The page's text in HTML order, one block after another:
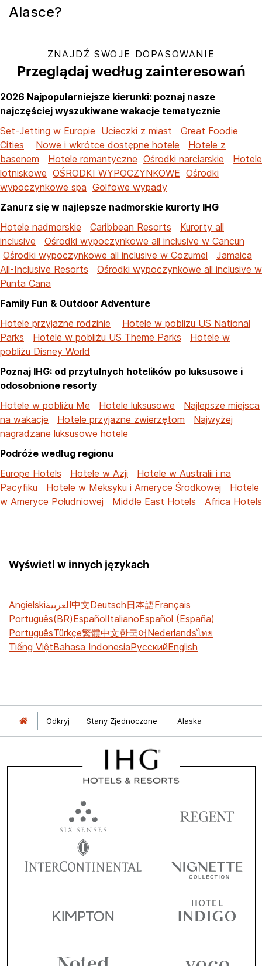
Alasce?
ZNAJDŹ SWOJE DOPASOWANIE
Przeglądaj według zainteresowań
2026 Najpopularniejsze kierunki: poznaj nasze
najczęściej wyszukiwane wakacje tematycznie
Set-Jetting w Europie Ucieczki z miast
Great Foodie
Cities
Nowe i wkrótce dostępne hotele
Hotele z
basenem
Hotele romantyczne Ośrodki narciarskie
Hotele
lotniskowe OŚRODKI WYPOCZYNKOWE Ośrodki
wypoczynkowe spa Golfowe wypady
Zanurz się w najlepsze nadmorskie kurorty IHG
Hotele nadmorskie
Caribbean Resorts
Kurorty all
inclusive
Ośrodki wypoczynkowe all inclusive w Cancun
Ośrodki wypoczynkowe all inclusive w Cozumel
Jamaica
All-Inclusive Resorts
Ośrodki wypoczynkowe all inclusive w
Punta Cana
Family Fun & Outdoor Adventure
Hotele przyjazne rodzinie
Hotele w pobliżu US National
Parks
Hotele w pobliżu US Theme Parks
Hotele w
pobliżu Disney World
Poznaj IHG: od przytulnych hotelików po luksusowe i
odosobnione resorty
Hotele w pobliżu Me
Hotele luksusowe
Najlepsze miejsca
na wakacje
Hotele przyjazne zwierzętom
Najwyżej
nagradzane luksusowe hotele
Podróże według regionu
Europe Hotels
Hotele w Azji
Hotele w Australii i na
Pacyfiku
Hotele w Meksyku i Ameryce Środkowej
Hotele
w Ameryce Południowej
Middle East Hotels Africa Hotels
Wyświetl w innych językach
Angielskiالعربية中文Deutsch日本語Français
Português(BR)EspañolItalianoEspañol (España)
PortuguêsTürkçe繁體中文한국어Nederlandsไทย
Tiếng ViệtBahasa IndonesiaРусскийEnglish
Odkryj Stany Zjednoczone Alaska